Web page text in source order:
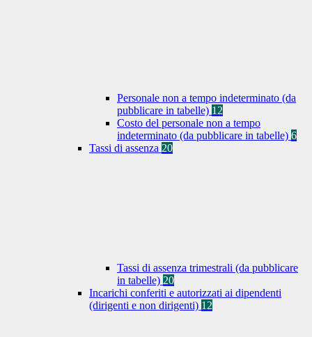
Personale non a tempo indeterminato (da
pubblicare in tabelle) 12
Costo del personale non a tempo
indeterminato (da pubblicare in tabelle) 6
Tassi di assenza 20
Tassi di assenza trimestrali (da pubblicare
in tabelle) 20
Incarichi conferiti e autorizzati ai dipendenti
(dirigenti e non dirigenti) 12